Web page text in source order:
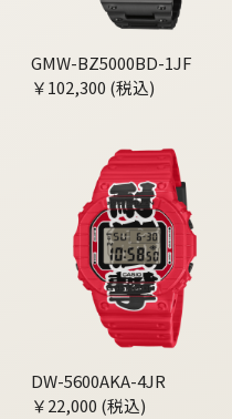
GMW-BZ5000BD-1JF
￥102,300 (税込)
DW-5600AKA-4JR
￥22,000 (税込)